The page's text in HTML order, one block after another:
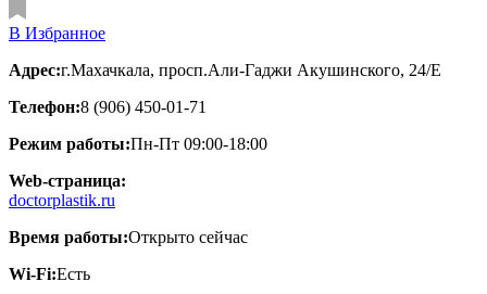
В Избранное
Адрес:г.Махачкала, просп.Али-Гаджи Акушинского, 24/Е
Телефон:8 (906) 450-01-71
Режим работы:Пн-Пт 09:00-18:00
Web-страница:
doctorplastik.ru
Время работы:Открыто сейчас
Wi-Fi:Есть